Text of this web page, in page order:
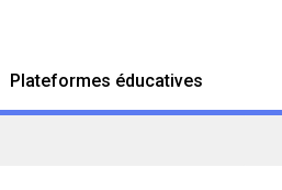
Plateformes éducatives